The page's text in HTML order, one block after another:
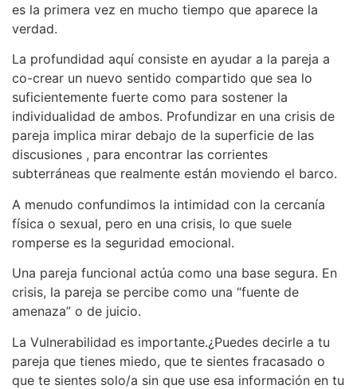
es la primera vez en mucho tiempo que aparece la
verdad.
La profundidad aquí consiste en ayudar a la pareja a
co-crear un nuevo sentido compartido que sea lo
suficientemente fuerte como para sostener la
individualidad de ambos. Profundizar en una crisis de
pareja implica mirar debajo de la superficie de las
discusiones , para encontrar las corrientes
subterráneas que realmente están moviendo el barco.
A menudo confundimos la intimidad con la cercanía
física o sexual, pero en una crisis, lo que suele
romperse es la seguridad emocional.
Una pareja funcional actúa como una base segura. En
crisis, la pareja se percibe como una “fuente de
amenaza” o de juicio.
La Vulnerabilidad es importante.¿Puedes decirle a tu
pareja que tienes miedo, que te sientes fracasado o
que te sientes solo/a sin que use esa información en tu